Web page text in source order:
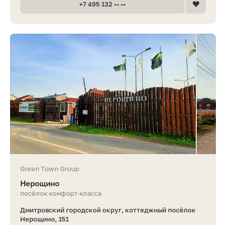
+7 495 132 •• ••
Green Town Group
Нерощино
посёлок комфорт-класса
Дмитровский городской округ, коттеджный посёлок
Нерощино, 151